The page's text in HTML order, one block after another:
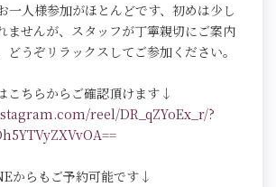
一人様参加がほとんどです、初めは少し
ませんが、スタッフが丁寧親切にご案内
どうぞリラックスしてご参加ください。
こちらからご確認頂けます↓
reel/DR_qZYoEx_r/?
からもご予約可能です↓